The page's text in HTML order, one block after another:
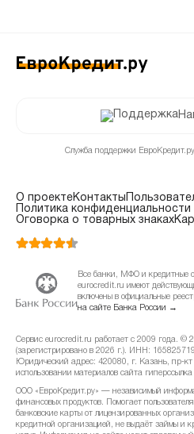
Служба поддержки
О проектеКонтакты
Политика конфиденциальности
Оговорка о товарных знаках
Все банки, МФО и кредитные
eurocredit.ru имеют
включены в официальные
на сайте Банка России →
Сервис eurocredit.ru работает с 2009 года. ©
(зарегистрировано в 2026 г.). ИНН:
Юридический адрес: 420080, г. Казань, пр-
использовании материалов сайта
ООО «ЕвроКредит.ру» — независимый
финансовых продуктов. Помогает
банковские карты от лицензированных
кредитной организацией, не выдаёт займы и